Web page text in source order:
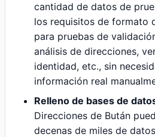
cantidad de datos de
los requisitos de formato
para pruebas de
análisis de direcciones,
identidad, etc., sin
información real
Relleno de bases de
Direcciones de Bután
decenas de miles de